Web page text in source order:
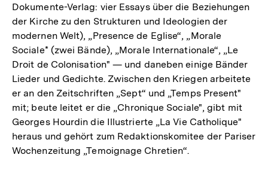
Dokumente-Verlag: vier Essays über die Beziehungen
der Kirche zu den Strukturen und Ideologien der
modernen Welt), „Presence de Eglise“, „Morale
Sociale* (zwei Bände), „Morale Internationale“, „Le
Droit de Colonisation" — und daneben einige Bänder
Lieder und Gedichte. Zwischen den Kriegen arbeitete
er an den Zeitschriften „Sept“ und „Temps Present"
mit; beute leitet er die „Chronique Sociale", gibt mit
Georges Hourdin die Illustrierte „La Vie Catholique"
heraus und gehört zum Redaktionskomitee der Pariser
Wochenzeitung „Temoignage Chretien“.